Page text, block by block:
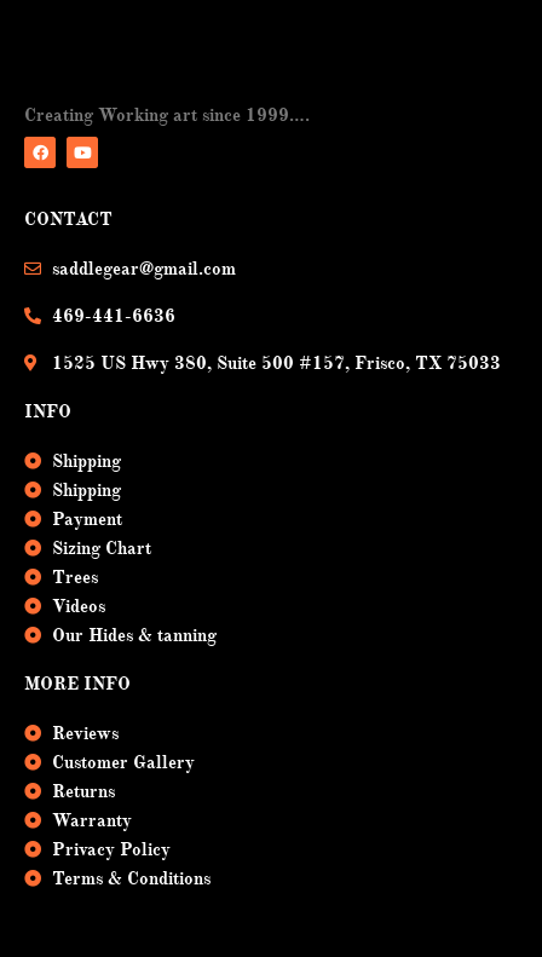
Creating Working art since 1999….
c
o
u
b
CONTACT
saddlegear@gmail.com
469-441-6636
1525 US Hwy 380, Suite 500 #157, Frisco, TX 75033
INFO
Shipping
Shipping
Payment
Sizing Chart
Trees
Videos
Our Hides & tanning
MORE INFO
Reviews
Customer Gallery
Returns
Warranty
Privacy Policy
Terms & Conditions